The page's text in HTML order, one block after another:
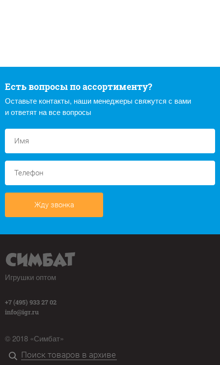
Есть вопросы по ассортименту?
Оставьте контакты, наши менеджеры свяжутся с вами
и ответят на все вопросы
Жду звонка
Игрушки оптом
+7 (495) 933 27 02
info@igr.ru
© 2018 «Симбат»